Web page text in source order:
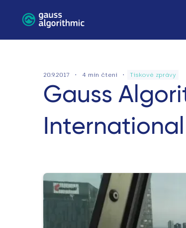
20.9.2017 · 4 min čtení · Tiskové zprávy
Gauss